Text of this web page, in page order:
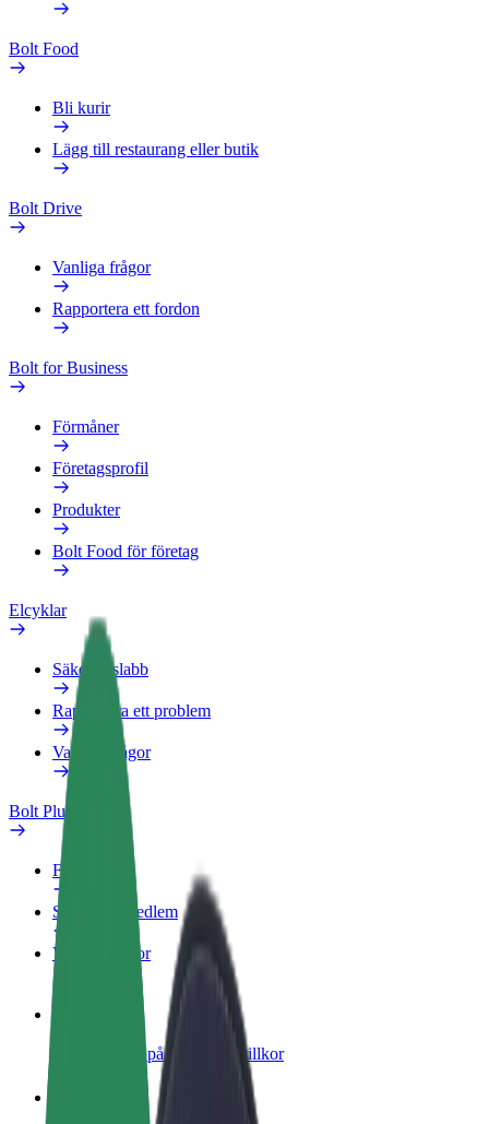
Bolt Food
Bli kurir
Lägg till restaurang eller butik
Bolt Drive
Vanliga frågor
Rapportera ett fordon
Bolt for Business
Förmåner
Företagsprofil
Produkter
Bolt Food för företag
Elcyklar
Säkerhetslabb
Rapportera ett problem
Vanliga frågor
Bolt Plus
Förmåner
Så blir du medlem
Vanliga frågor
Tjäna pengar på dina egna villkor